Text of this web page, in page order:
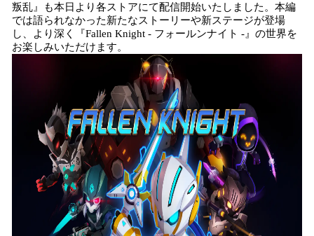
す
叛乱』も本日より各ストアにて配信開始いたしました。本編
では語られなかった新たなストーリーや新ステージが登場
し、より深く『Fallen Knight - フォールンナイト -』の世界を
お楽しみいただけます。